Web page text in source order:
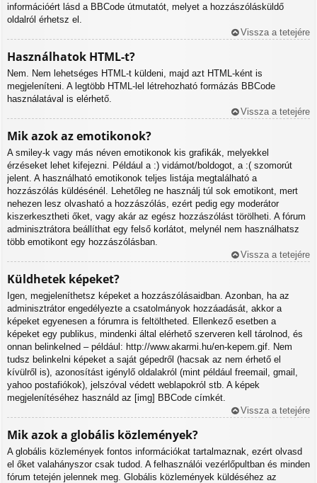
információért lásd a BBCode útmutatót, melyet a hozzászólásküldő
oldalról érhetsz el.
Vissza a tetejére
Használhatok HTML-t?
Nem. Nem lehetséges HTML-t küldeni, majd azt HTML-ként is
megjeleníteni. A legtöbb HTML-lel létrehozható formázás BBCode
használatával is elérhető.
Vissza a tetejére
Mik azok az emotikonok?
A smiley-k vagy más néven emotikonok kis grafikák, melyekkel
érzéseket lehet kifejezni. Például a :) vidámot/boldogot, a :( szomorút
jelent. A használható emotikonok teljes listája megtalálható a
hozzászólás küldésénél. Lehetőleg ne használj túl sok emotikont, mert
nehezen lesz olvasható a hozzászólás, ezért pedig egy moderátor
kiszerkesztheti őket, vagy akár az egész hozzászólást törölheti. A fórum
adminisztrátora beállíthat egy felső korlátot, melynél nem használhatsz
több emotikont egy hozzászólásban.
Vissza a tetejére
Küldhetek képeket?
Igen, megjeleníthetsz képeket a hozzászólásaidban. Azonban, ha az
adminisztrátor engedélyezte a csatolmányok hozzáadását, akkor a
képeket egyenesen a fórumra is feltöltheted. Ellenkező esetben a
képeket egy publikus, mindenki által elérhető szerveren kell tárolnod, és
onnan belinkelned – például: http://www.akarmi.hu/en-kepem.gif. Nem
tudsz belinkelni képeket a saját gépedről (hacsak az nem érhető el
kívülről is), azonosítást igénylő oldalakról (mint például freemail, gmail,
yahoo postafiókok), jelszóval védett weblapokról stb. A képek
megjelenítéséhez használd az [img] BBCode címkét.
Vissza a tetejére
Mik azok a globális közlemények?
A globális közlemények fontos információkat tartalmaznak, ezért olvasd
el őket valahányszor csak tudod. A felhasználói vezérlőpultban és minden
fórum tetején jelennek meg. Globális közlemények küldéséhez az